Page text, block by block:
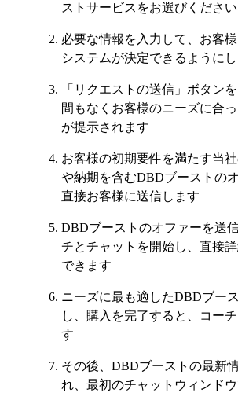
ストサービスをお選びください
必要な情報を入力して、お客
システムが決定できるようにし
「リクエストの送信」ボタン
間もなくお客様のニーズに合
が提示されます
お客様の初期要件を満たす当
や納期を含むDBDブーストの
直接お客様に送信します
DBDブーストのオファーを送
チとチャットを開始し、直接
できます
ニーズに最も適したDBDブー
し、購入を完了すると、コー
す
その後、DBDブーストの最新
れ、最初のチャットウィンド